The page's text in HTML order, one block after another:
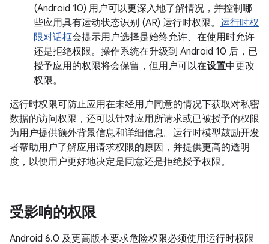
(Android 10) 用户可以更深入地了解情况，并控制哪
些应用具有运动状态识别 (AR) 运行时权限。 运行时权
限对话框会提示用户选择是始终允许、在使用时允许
还是拒绝权限。操作系统在升级到 Android 10 后，已
授予应用的权限将会保留，但用户可以在设置中更改
权限。
运行时权限可防止应用在未经用户同意的情况下获取对私密
数据的访问权限，还可以针对应用所请求或已被授予的权限
为用户提供额外背景信息和详细信息。运行时模型鼓励开发
者帮助用户了解应用请求权限的原因，并提供更高的透明
度，以便用户更好地决定是同意还是拒绝授予权限。
受影响的权限
Android 6.0 及更高版本要求危险权限必须使用运行时权限